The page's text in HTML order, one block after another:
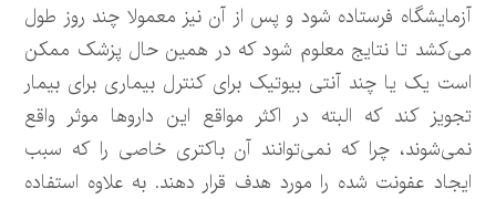
آزمایشگاه فرستاده شود و پس از آن نیز معمولا چند روز طول
می‌کشد تا نتایج معلوم شود که در همین حال پزشک ممکن
است یک یا چند آنتی بیوتیک برای کنترل بیماری برای بیمار
تجویز کند که البته در اکثر مواقع این داروها موثر واقع
نمی‌شوند، چرا که نمی‌توانند آن باکتری خاصی را که سبب
ایجاد عفونت شده را مورد هدف قرار دهند. به علاوه استفاده